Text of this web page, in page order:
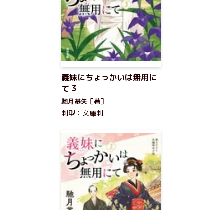
義妹にちょっかいは無用に
て 3
馳月基矢［著］
判型：文庫判